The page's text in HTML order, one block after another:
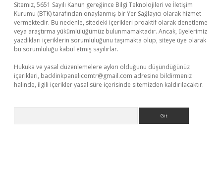
Sitemiz, 5651 Sayılı Kanun gereğince Bilgi Teknolojileri ve İletişim
Kurumu (BTK) tarafından onaylanmış bir Yer Sağlayıcı olarak hizmet
vermektedir. Bu nedenle, sitedeki içerikleri proaktif olarak denetleme
veya araştırma yükümlülüğümüz bulunmamaktadır. Ancak, üyelerimiz
yazdıkları içeriklerin sorumluluğunu taşımakta olup, siteye üye olarak
bu sorumluluğu kabul etmiş sayılırlar.
Hukuka ve yasal düzenlemelere aykırı olduğunu düşündüğünüz
içerikleri, backlinkpanelicomtr@gmail.com adresine bildirmeniz
halinde, ilgili içerikler yasal süre içerisinde sitemizden kaldırılacaktır.